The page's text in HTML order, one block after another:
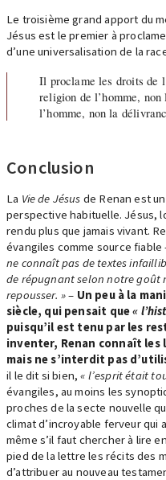
Le troisième grand apport du
Jésus est le premier à
d’une universalisation de la
Il proclame les droits de
religion de l’homme,
l’homme, non la
Conclusion
La Vie de Jésus de Renan est
perspective habituelle. Jésus,
rendu plus que jamais vivant.
évangiles comme source
ne connaît pas de textes
de répugnant selon notre goût
repousser. »– Un peu à la
siècle, qui pensait que«
puisqu’il est tenu par les
inventer, Renan connaît les
mais ne s’interdit pas
il le dit si bien,« l’esprit était
évangiles, au moins les
proches de la secte nouvelle
climat d’incroyable ferveur qui
même s’il faut chercher à lire
pied de la lettre les récits des
d’attribuer au nouveau